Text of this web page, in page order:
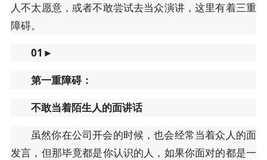
人不太愿意，或者不敢尝试去当众演讲，这里有着三重
障碍。
01 ►
第一重障碍：
不敢当着陌生人的面讲话
虽然你在公司开会的时候，也会经常当着众人的面
发言，但那毕竟都是你认识的人，如果你面对的都是一